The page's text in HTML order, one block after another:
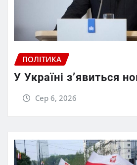
ПОЛІТИКА
У Україні з’явиться
Сер 6, 2026